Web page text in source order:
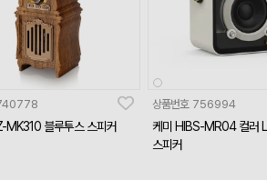
MK310 블루투스 스피커
상품번호 756994
케미 HIBS-MR04 컬러
스피커